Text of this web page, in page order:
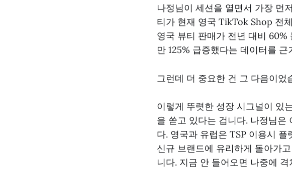
나정님이 세션을 열면서 가장 먼
티가 현재 영국 TikTok Shop 전
영국 뷰티 판매가 전년 대비
만 125% 급증했다는 데이터를
그런데 더 중요한 건 그 다음이었
이렇게 뚜렷한 성장 시그널이 있
을 쏟고 있다는 겁니다. 나정님은
다. 영국과 유럽은 TSP 이용시
신규 브랜드에 유리하게 돌아가
니다. 지금 안 들어오면 나중에